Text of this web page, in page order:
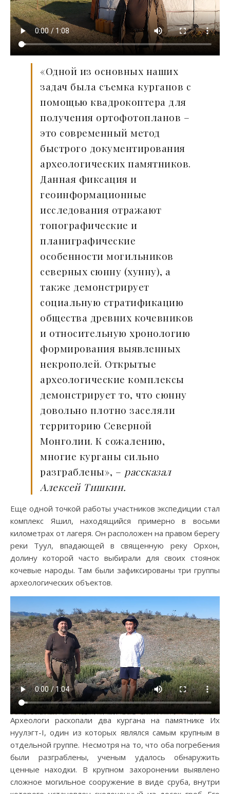
«Одной из основных наших
задач была съемка курганов с
помощью квадрокоптера для
получения ортофотопланов –
это современный метод
быстрого документирования
археологических памятников.
Данная фиксация и
геоинформационные
исследования отражают
топографические и
планиграфические
особенности могильников
северных сюнну (хунну), а
также демонстрирует
социальную стратификацию
общества древних кочевников
и относительную хронологию
формирования выявленных
некрополей. Открытые
археологические комплексы
демонстрирует то, что сюнну
довольно плотно заселяли
территорию Северной
Монголии. К сожалению,
многие курганы сильно
разграблены», – рассказал
Алексей Тишкин.
Еще одной точкой работы участников экспедиции стал
комплекс Яшил, находящийся примерно в восьми
километрах от лагеря. Он расположен на правом берегу
реки Туул, впадающей в священную реку Орхон,
долину которой часто выбирали для своих стоянок
кочевые народы. Там были зафиксированы три группы
археологических объектов.
Археологи раскопали два кургана на памятнике Их
нуулэгт-I, один из которых являлся самым крупным в
отдельной группе. Несмотря на то, что оба погребения
были разграблены, ученым удалось обнаружить
ценные находки. В крупном захоронении выявлено
сложное могильное сооружение в виде сруба, внутри